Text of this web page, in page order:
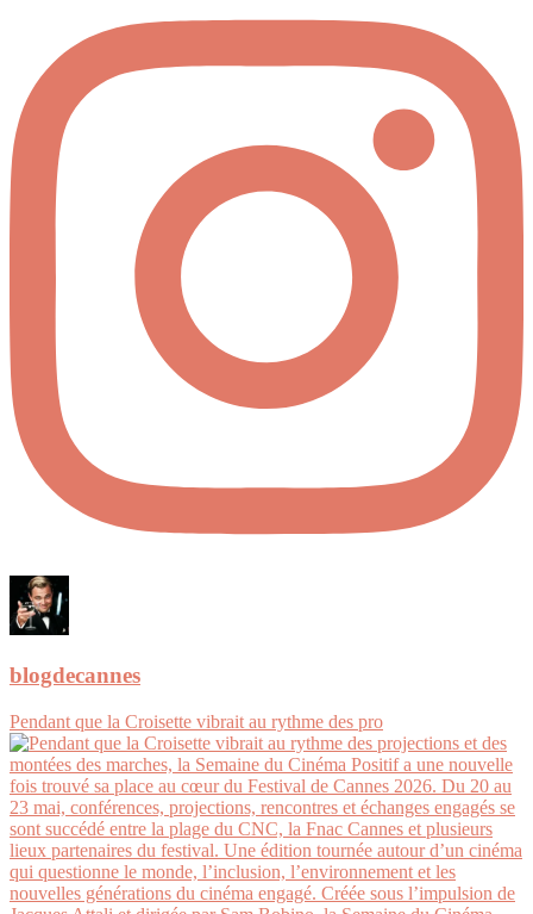
blogdecannes
Pendant que la Croisette vibrait au rythme des pro